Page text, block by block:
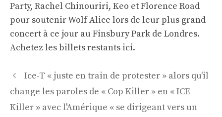
Party, Rachel Chinouriri, Keo et Florence Road
pour soutenir Wolf Alice lors de leur plus grand
concert à ce jour au Finsbury Park de Londres.
Achetez les billets restants ici.
Navigation
des
articles
Ice-T « juste en train de protester » alors qu'il
change les paroles de « Cop Killer » en « ICE
Killer » avec l'Amérique « se dirigeant vers un